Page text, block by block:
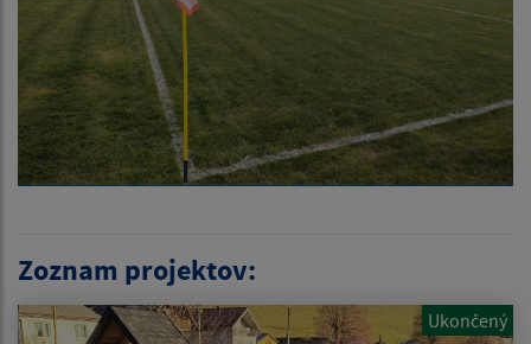
Zoznam projektov:
Ukončený